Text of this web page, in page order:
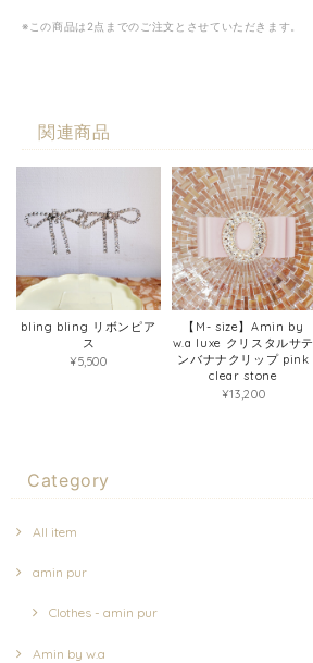
※この商品は2点までのご注文とさせていただきます。
関連商品
bling bling リボンピア
ス
¥5,500
【M- size】Amin by
w.a luxe クリスタルサテ
ンバナナクリップ pink
clear stone
¥13,200
Category
All item
amin pur
Clothes - amin pur
Amin by w.a